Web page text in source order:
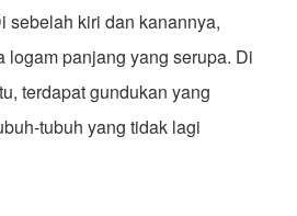
sebelah kiri dan kanannya,
logam panjang yang serupa. Di
terdapat gundukan yang
tubuh yang tidak lagi